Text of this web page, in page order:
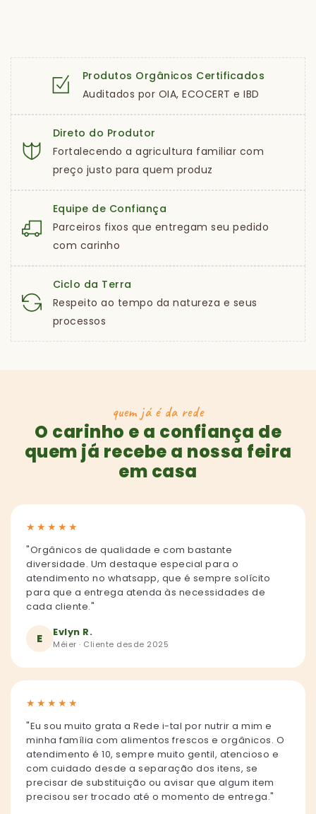
Produtos Orgânicos Certificados
Auditados por OIA, ECOCERT e IBD
Direto do Produtor
Fortalecendo a agricultura familiar com
preço justo para quem produz
Equipe de Confiança
Parceiros fixos que entregam seu pedido
com carinho
Ciclo da Terra
Respeito ao tempo da natureza e seus
processos
quem já é da rede
O carinho e a confiança de
quem já recebe a nossa feira
em casa
★ ★ ★ ★ ★
"Orgânicos de qualidade e com bastante
diversidade. Um destaque especial para o
atendimento no whatsapp, que é sempre solícito
para que a entrega atenda às necessidades de
cada cliente."
E Evlyn R.
Méier · Cliente desde 2025
★ ★ ★ ★ ★
"Eu sou muito grata a Rede i-tal por nutrir a mim e
minha família com alimentos frescos e orgânicos. O
atendimento é 10, sempre muito gentil, atencioso e
com cuidado desde a separação dos itens, se
precisar de substituição ou avisar que algum item
precisou ser trocado até o momento de entrega."